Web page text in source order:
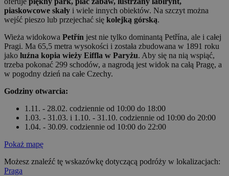
piaskowcowe skały i wiele innych obiektów. Na szczyt można
wejść pieszo lub przejechać się kolejką górską.
Wieża widokowa Petřín jest nie tylko dominantą Petřína, ale i całej
Pragi. Ma 65,5 metra wysokości i została zbudowana w 1891 roku
jako luźna kopia wieży Eiffla w Paryżu. Aby się na nią wspiąć,
trzeba pokonać 299 schodów, a nagrodą jest widok na całą Pragę, a
w pogodny dzień na całe Czechy.
Godziny otwarcia:
1.11. - 28.02. codziennie od 10:00 do 18:00
1.03. - 31.03. i 1.10. - 31.10. codziennie od 10:00 do 20:00
1.04. - 30.09. codziennie od 10:00 do 22:00
Pokaż mapę
Możesz znaleźć tę wskazówkę dotyczącą podróży w lokalizacjach:
Praga